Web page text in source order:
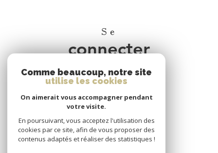
Se
connecter
espace propriétaire
Nous
adhérons
Comme beaucoup, notre site
utilise les cookies
On aimerait vous accompagner pendant
votre visite.
En poursuivant, vous acceptez l'utilisation des
cookies par ce site, afin de vous proposer des
contenus adaptés et réaliser des statistiques !